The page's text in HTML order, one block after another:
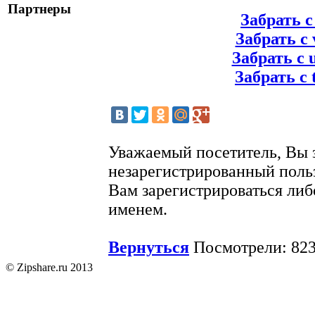
Партнеры
Забрать
Забрать
Забрать с
Забрать
Уважаемый посетитель, Вы
незарегистрированный
Вам зарегистрироваться
именем.
Вернуться Посмотрели:
© Zipshare.ru 2013